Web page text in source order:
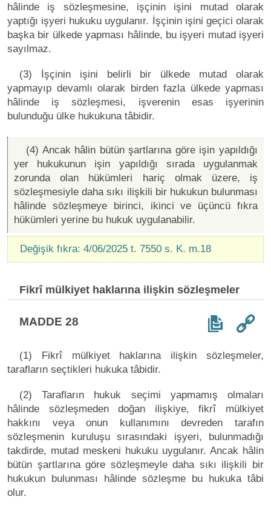
hâlinde iş sözleşmesine, işçinin işini mutad olarak
yaptığı işyeri hukuku uygulanır. İşçinin işini geçici olarak
başka bir ülkede yapması hâlinde, bu işyeri mutad işyeri
sayılmaz.
(3) İşçinin işini belirli bir ülkede mutad olarak
yapmayıp devamlı olarak birden fazla ülkede yapması
hâlinde iş sözleşmesi, işverenin esas işyerinin
bulunduğu ülke hukukuna tâbidir.
(4) Ancak hâlin bütün şartlarına göre işin yapıldığı
yer hukukunun işin yapıldığı sırada uygulanmak
zorunda olan hükümleri hariç olmak üzere, iş
sözleşmesiyle daha sıkı ilişkili bir hukukun bulunması
hâlinde sözleşmeye birinci, ikinci ve üçüncü fıkra
hükümleri yerine bu hukuk uygulanabilir.
Değişik fıkra: 4/06/2025 t. 7550 s. K. m.18
Fikrî mülkiyet haklarına ilişkin sözleşmeler
MADDE 28
(1) Fikrî mülkiyet haklarına ilişkin sözleşmeler,
tarafların seçtikleri hukuka tâbidir.
(2) Tarafların hukuk seçimi yapmamış olmaları
hâlinde sözleşmeden doğan ilişkiye, fikrî mülkiyet
hakkını veya onun kullanımını devreden tarafın
sözleşmenin kuruluşu sırasındaki işyeri, bulunmadığı
takdirde, mutad meskeni hukuku uygulanır. Ancak hâlin
bütün şartlarına göre sözleşmeyle daha sıkı ilişkili bir
hukukun bulunması hâlinde sözleşme bu hukuka tâbi
olur.